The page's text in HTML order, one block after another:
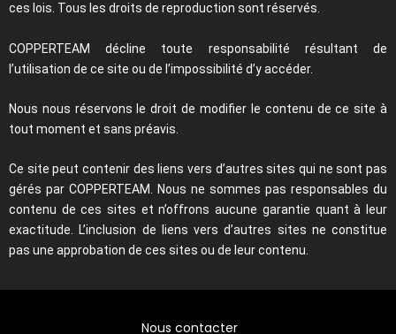
ces lois. Tous les droits de reproduction sont réservés.
COPPERTEAM décline toute responsabilité résultant de
l’utilisation de ce site ou de l’impossibilité d’y accéder.
Nous nous réservons le droit de modifier le contenu de ce site à
tout moment et sans préavis.
Ce site peut contenir des liens vers d’autres sites qui ne sont pas
gérés par COPPERTEAM. Nous ne sommes pas responsables du
contenu de ces sites et n’offrons aucune garantie quant à leur
exactitude. L’inclusion de liens vers d’autres sites ne constitue
pas une approbation de ces sites ou de leur contenu.
Nous contacter